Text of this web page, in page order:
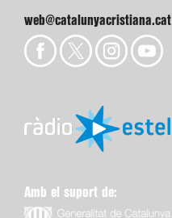
web@catalunyacristiana.cat
Amb el suport de: